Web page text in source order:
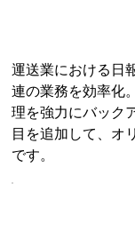
運送業における日
連の業務を効率化
理を強力にバック
目を追加して、オ
です。